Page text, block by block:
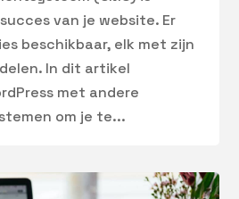
van je website. Er
beschikbaar, elk met zijn
In dit artikel
met andere
om je te...